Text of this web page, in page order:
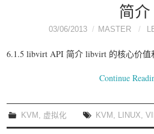
简介
03/06/2013 MASTER
6.1.5 libvirt API 简介 libvirt 的核心价
Continue
KVM , 虚拟化 KVM , LINUX,